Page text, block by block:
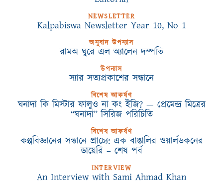
NEWSLETTER
Kalpabiswa Newsletter Year 10, No 1
অনুবাদ উপন্যাস
রামঅ ঘুরে এল অ্যালেন দম্পতি
উপন্যাস
স্যার সত্যপ্রকাশের সন্ধানে
বিশেষ আকর্ষণ
ঘনাদা কি মিস্টার ফালুও না কং ইজি? — প্রেমেন্দ্র মিত্রের
“ঘনাদা” সিরিজ পরিচিতি
বিশেষ আকর্ষণ
কল্পবিজ্ঞানের সন্ধানে প্রাচ্যে: এক বাঙালির ওয়ার্লডকনের
ডায়েরি – শেষ পর্ব
INTERVIEW
An Interview with Sami Ahmad Khan